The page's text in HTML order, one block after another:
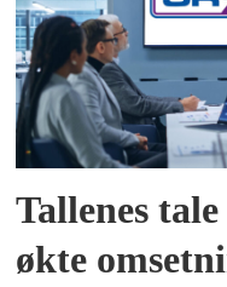
Tallenes
økte